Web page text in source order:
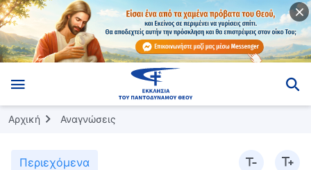
Αρχική Αναγνώσεις
Περιεχόμενα